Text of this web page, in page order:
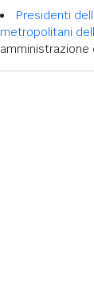
Presidenti
metropolitani
amministrazione